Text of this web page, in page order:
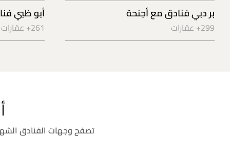
بر دبي فنادق مع أجنحة
299+ عقارات
أبو ظبي
261+ عقارات
تصفح وجهات الفنادق